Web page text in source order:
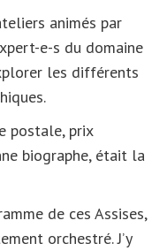
animés par
e-s du domaine
les différents
postale, prix
biographe, était la
de ces Assises,
orchestré. J’y